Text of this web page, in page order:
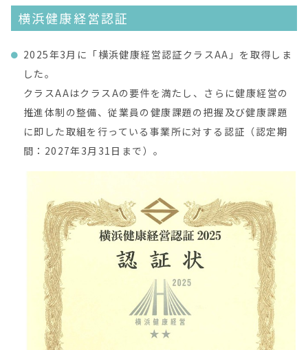
横浜健康経営認証
2025年3月に「横浜健康経営認証クラスAA」を取得しま
した。
クラスAAはクラスAの要件を満たし、さらに健康経営の
推進体制の整備、従業員の健康課題の把握及び健康課題
に即した取組を行っている事業所に対する認証（認定期
間：2027年3月31日まで）。